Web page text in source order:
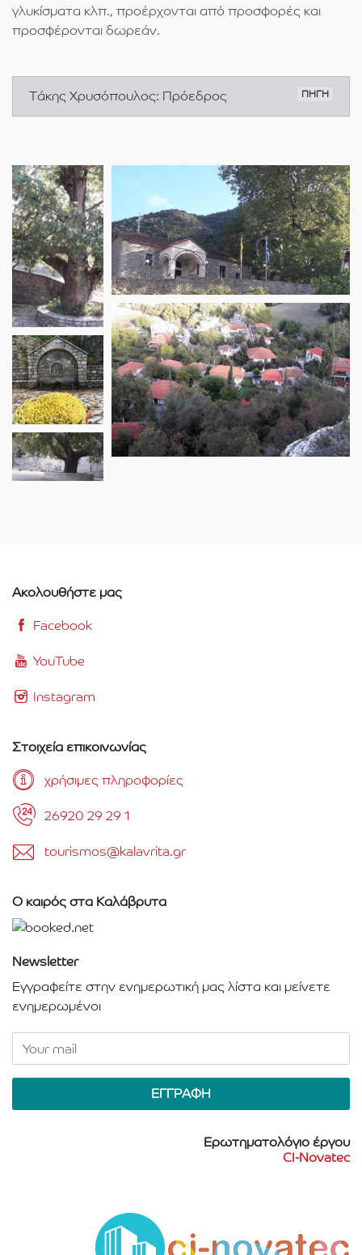
γλυκίσματα κλπ., προέρχονται από προσφορές και
προσφέρονται δωρεάν.
ΠΗΓΗ
Τάκης Χρυσόπουλος: Πρόεδρος
Ακολουθήστε μας
Facebook
YouTube
Instagram
Στοιχεία επικοινωνίας
χρήσιμες πληροφορίες
26920 29 29 1
tourismos@kalavrita.gr
Ο καιρός στα Καλάβρυτα
Newsletter
Εγγραφείτε στην ενημερωτική μας λίστα και μείνετε
ενημερωμένοι
Ερωτηματολόγιο έργου
CI-Novatec